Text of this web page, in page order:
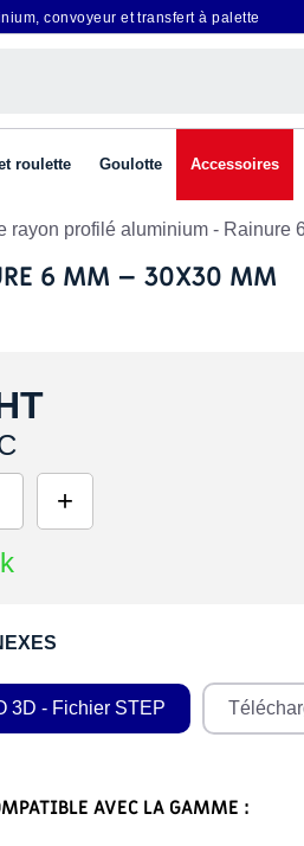
convoyeur et transfert à palette
roulette Goulotte Accessoires
rayon profilé aluminium - Rainure
6 MM – 30X30 MM
3D - Fichier STEP
AVEC LA GAMME :